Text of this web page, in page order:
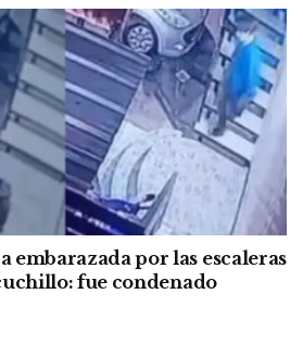
embarazada por las escaleras
fue condenado